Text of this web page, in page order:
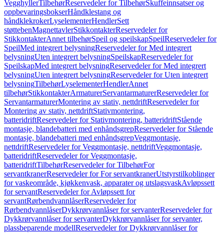
VegghyllerTilbehørReservedeler for TilbehørSkuffeinnsatser og
oppbevaringsbokserHåndklestang og
håndklekrokerLyselementerHendlerSett
støttebenMagnettavlerStikkontakterReservedeler for
StikkontakterAnnet tilbehørSpeil og speilskapSpeilReservedeler for
SpeilMed integrert belysningReservedeler for Med integrert
belysningUten integrert belysningSpeilskapReservedeler for
SpeilskapMed integrert belysningReservedeler for Med integrert
belysningUten integrert belysningReservedeler for Uten integrert
belysningTilbehørLyselementerHendlerAnnet
tilbehørStikkontakterArmaturerServantarmaturerReservedeler for
ServantarmaturerMontering av stativ, nettdriftReservedeler for
Montering av stativ, nettdriftStativmontering,
batteridriftReservedeler for Stativmontering, batteridriftStående
montasje, blandebatteri med enhåndsgrepReservedeler for Stående
montasje, blandebatteri med enhåndsgrepVeggmontasje,
nettdriftReservedeler for Veggmontasje, nettdriftVeggmontasje,
batteridriftReservedeler for Veggmontasje,
batteridriftTilbehørReservedeler for TilbehørFor
servantkranerReservedeler for For servantkranerUtstyrstilkoblinger
for vaskeområde, kjøkkenvask, apparater og utslagsvaskAvløpssett
for servantReservedeler for Avløpssett for
servantRørbendvannlåserReservedeler for
RørbendvannlåserDykkrørvannlåser for servanterReservedeler for
Dykkrørvannlåser for servanterDykkrørvannlåser for servanter,
plassbeparende modellReservedeler for Dykkrørvannlåser for